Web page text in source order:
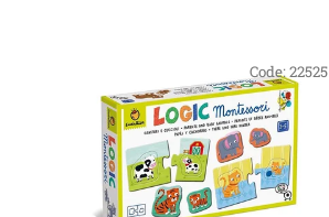
Code:22525